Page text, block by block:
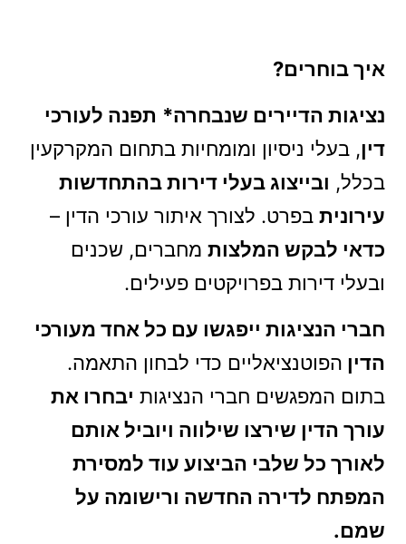
איך בוחרים?
נציגות הדיירים שנבחרה* תפנה לעורכי
דין, בעלי ניסיון ומומחיות בתחום המקרקעין
בכלל, ובייצוג בעלי דירות בהתחדשות
עירונית בפרט. לצורך איתור עורכי הדין –
כדאי לבקש המלצות מחברים, שכנים
ובעלי דירות בפרויקטים פעילים.
חברי הנציגות ייפגשו עם כל אחד מעורכי
הדין הפוטנציאליים כדי לבחון התאמה.
בתום המפגשים חברי הנציגות יבחרו את
עורך הדין שירצו שילווה ויוביל אותם
לאורך כל שלבי הביצוע עוד למסירת
המפתח לדירה החדשה ורישומה על
שמם.